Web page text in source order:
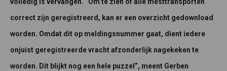
volledig is vervangen. “Om te zien of alle mesttransporten
correct zijn geregistreerd, kan er een overzicht gedownload
worden. Omdat dit op meldingsnummer gaat, dient iedere
onjuist geregistreerde vracht afzonderlijk nagekeken te
worden. Dit blijkt nog een hele puzzel”, meent Gerben